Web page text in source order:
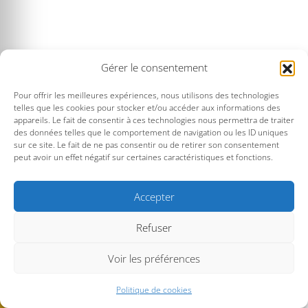
Gérer le consentement
Pour offrir les meilleures expériences, nous utilisons des technologies
telles que les cookies pour stocker et/ou accéder aux informations des
appareils. Le fait de consentir à ces technologies nous permettra de traiter
des données telles que le comportement de navigation ou les ID uniques
sur ce site. Le fait de ne pas consentir ou de retirer son consentement
peut avoir un effet négatif sur certaines caractéristiques et fonctions.
Accepter
Refuser
Voir les préférences
Politique de cookies
Mentions légales Kornog Web - 2026